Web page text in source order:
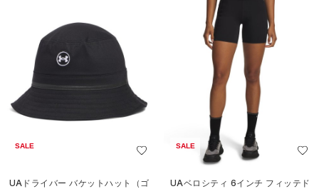
SALE
UAドライバー バケットハット（ゴ
SALE
UAベロシティ 6インチ フィッテド